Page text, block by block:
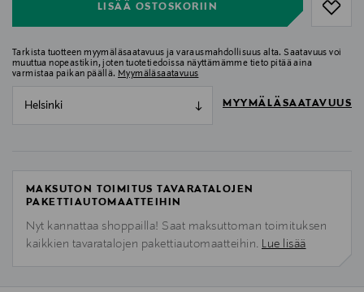
LISÄÄ OSTOSKORIIN
Tarkista tuotteen myymäläsaatavuus ja varausmahdollisuus alta. Saatavuus voi
muuttua nopeastikin, joten tuotetiedoissa näyttämämme tieto pitää aina
varmistaa paikan päällä. Myymäläsaatavuus
Helsinki MYYMÄLÄSAATAVUUS
MAKSUTON TOIMITUS TAVARATALOJEN
PAKETTIAUTOMAATTEIHIN
Nyt kannattaa shoppailla! Saat maksuttoman toimituksen
kaikkien tavaratalojen pakettiautomaatteihin. Lue lisää